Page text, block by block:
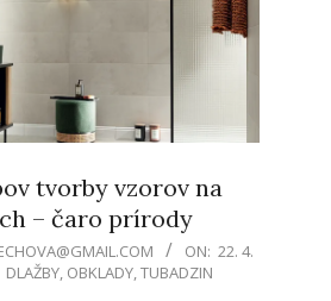
tvorby vzorov na
– čaro prírody
ON: 22. 4.
DLAŽBY, OBKLADY,TUBADZIN